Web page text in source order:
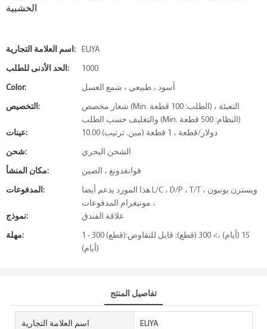
الخشبية
اسم العلامة التجارية: ELIYA
الحد الأدنى للطلب: 1000
Color: أسود ، طبيعي ، شمع العسل
التخصيص:
شعار مخصص (Min. الطلب: 100 قطعة) ، التعبئة
والتغليف حسب الطلب (Min. النظام: 500 قطعة)
عينات:
10.00 دولار/قطعة ، 1 قطعة (مين. ترتيب)
شحن: الشحن البحري
مكان المنشأ: قوانغدونغ ، الصين
المدفوعات:
هذا المورد يدعم أيضا L/C ، D/P ، T/T ، ويسترن يونيون
، مونيغرام المدفوعات
نموذج:
علاقة الفندق
مهلة:
1 - 300 (قطع):15 (أيام) ،> 300 (قطع): قابل للتفاوض
(أيام)
تفاصيل المنتج
اسم العلامة التجارية ELIYA